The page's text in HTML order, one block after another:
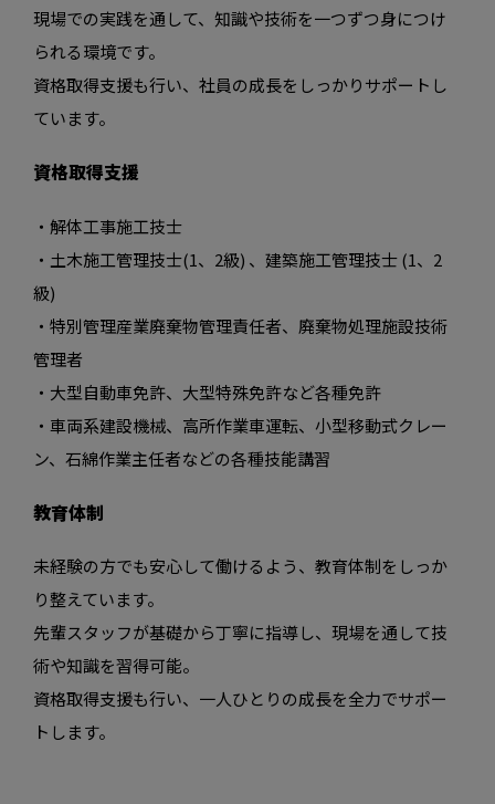
現場での実践を通して、知識や技術を一つずつ身につけ
られる環境です。
資格取得支援も行い、社員の成長をしっかりサポートし
ています。
資格取得支援
・解体工事施工技士
・土木施工管理技士(1、2級) 、建築施工管理技士 (1、2
級)
・特別管理産業廃棄物管理責任者、廃棄物処理施設技術
管理者
・大型自動車免許、大型特殊免許など各種免許
・車両系建設機械、高所作業車運転、小型移動式クレー
ン、石綿作業主任者などの各種技能講習
教育体制
未経験の方でも安心して働けるよう、教育体制をしっか
り整えています。
先輩スタッフが基礎から丁寧に指導し、現場を通して技
術や知識を習得可能。
資格取得支援も行い、一人ひとりの成長を全力でサポー
トします。